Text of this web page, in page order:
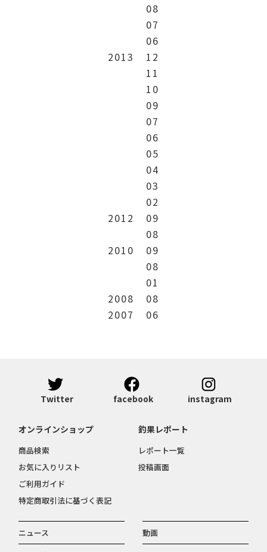
08
07
06
2013
12
11
10
09
07
06
05
04
03
02
2012
09
08
2010
09
08
01
2008
08
2007
06
Twitter facebook instagram
ニュース
動画
オンラインショップ
商品検索
お気に入りリスト
ご利用ガイド
特定商取引法に基づく表記
釣果レポート
レポート一覧
投稿画面